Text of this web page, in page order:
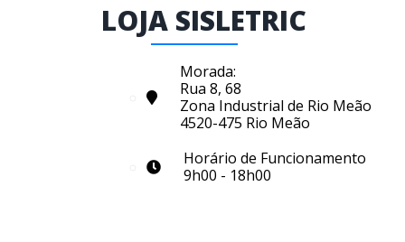
LOJA SISLETRIC
Morada:
Rua 8, 68
Zona Industrial de Rio Meão
4520-475 Rio Meão
Horário de Funcionamento
9h00 - 18h00